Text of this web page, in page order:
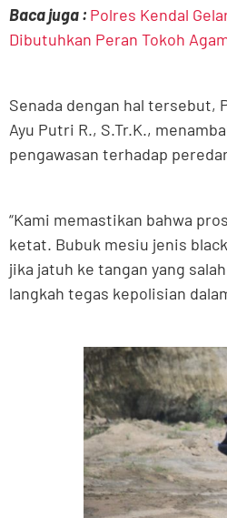
Baca juga : Polres Kendal
Dibutuhkan Peran Tokoh
Senada dengan hal tersebut,
Ayu Putri R., S.Tr.K.,
pengawasan terhadap
“Kami memastikan bahwa
ketat. Bubuk mesiu jenis
jika jatuh ke tangan yang
langkah tegas kepolisian